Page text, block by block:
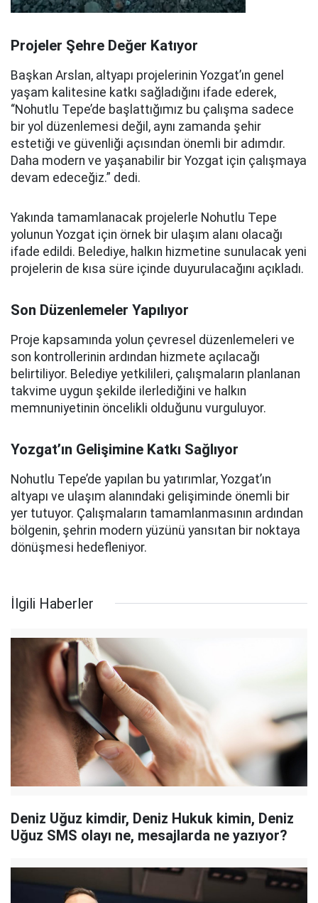
Projeler Şehre Değer Katıyor
Başkan Arslan, altyapı projelerinin Yozgat’ın genel
yaşam kalitesine katkı sağladığını ifade ederek,
“Nohutlu Tepe’de başlattığımız bu çalışma sadece
bir yol düzenlemesi değil, aynı zamanda şehir
estetiği ve güvenliği açısından önemli bir adımdır.
Daha modern ve yaşanabilir bir Yozgat için çalışmaya
devam edeceğiz.” dedi.
Yakında tamamlanacak projelerle Nohutlu Tepe
yolunun Yozgat için örnek bir ulaşım alanı olacağı
ifade edildi. Belediye, halkın hizmetine sunulacak yeni
projelerin de kısa süre içinde duyurulacağını açıkladı.
Son Düzenlemeler Yapılıyor
Proje kapsamında yolun çevresel düzenlemeleri ve
son kontrollerinin ardından hizmete açılacağı
belirtiliyor. Belediye yetkilileri, çalışmaların planlanan
takvime uygun şekilde ilerlediğini ve halkın
memnuniyetinin öncelikli olduğunu vurguluyor.
Yozgat’ın Gelişimine Katkı Sağlıyor
Nohutlu Tepe’de yapılan bu yatırımlar, Yozgat’ın
altyapı ve ulaşım alanındaki gelişiminde önemli bir
yer tutuyor. Çalışmaların tamamlanmasının ardından
bölgenin, şehrin modern yüzünü yansıtan bir noktaya
dönüşmesi hedefleniyor.
İlgili Haberler
Deniz Uğuz kimdir, Deniz Hukuk kimin, Deniz
Uğuz SMS olayı ne, mesajlarda ne yazıyor?